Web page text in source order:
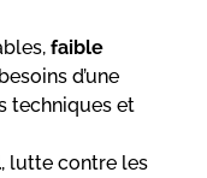
faible
d’une
techniques et
, lutte contre les